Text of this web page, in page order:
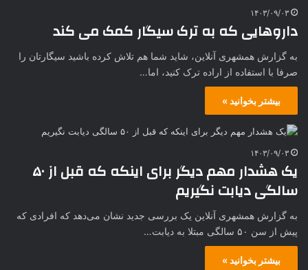
۱۴۰۳/۰۹/۰۳
داروهایی که به ترک سیگار کمک می‌ کند
به گزارش همشهری آنلاین، شاید شما هم تلاش کرده باشید سیگارتان را
صرفا با استفاده از اراده ترک کنید، اما…
بیشتر بخوانید »
۱۴۰۳/۰۹/۰۳
یک هشدار مهم دیگر برای اینکه که قبل از ۵۰
سالگی دیابت نگیریم
به گزارش همشهری آنلاین یک بررسی جدید نشان می‌دهد که افرادی که
پیش از سن ۵۰ سالگی مبتلا به دیابت…
بیشتر بخوانید »